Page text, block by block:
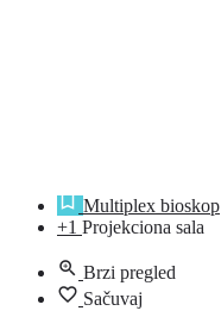
Multiplex bioskop
+1 Projekciona sala
Brzi pregled
Sačuvaj